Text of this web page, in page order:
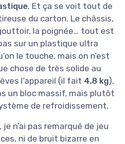
. Et ça se voit tout de
du carton. Le châssis,
la poignée… tout est
sur un plastique ultra
le touche, mais on n’est
chose de très solide au
l’appareil (il fait 4,8 kg),
un bloc massif, mais plutôt
de refroidissement.
, je n’ai pas remarqué de jeu
ni de bruit bizarre en